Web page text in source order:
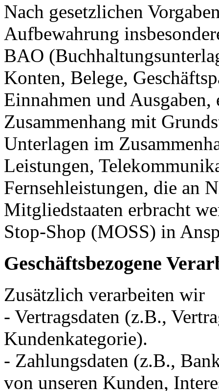
Nach gesetzlichen
Aufbewahrung
BAO
Konten, Belege,
Einnahmen und
Zusammenhang mit
Unterlagen im
Leistungen,
Fernsehleistungen, die an
Mitgliedstaaten erbracht
Stop-Shop (MOSS) in
Geschäftsbezogene
Zusätzlich verarbeiten wir
- Vertragsdaten (z.B.,
Kundenkategorie).
- Zahlungsdaten (z.B.,
von unseren Kunden,